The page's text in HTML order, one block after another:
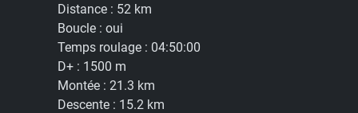
Distance : 52 km
Boucle : oui
Temps roulage : 04:50:00
D+ : 1500 m
Montée : 21.3 km
Descente : 15.2 km